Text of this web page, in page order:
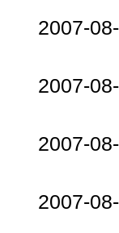
2007-
2007-
2007-
2007-